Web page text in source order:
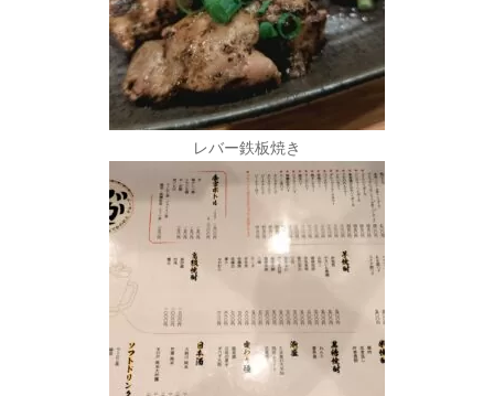
レバー鉄板焼き